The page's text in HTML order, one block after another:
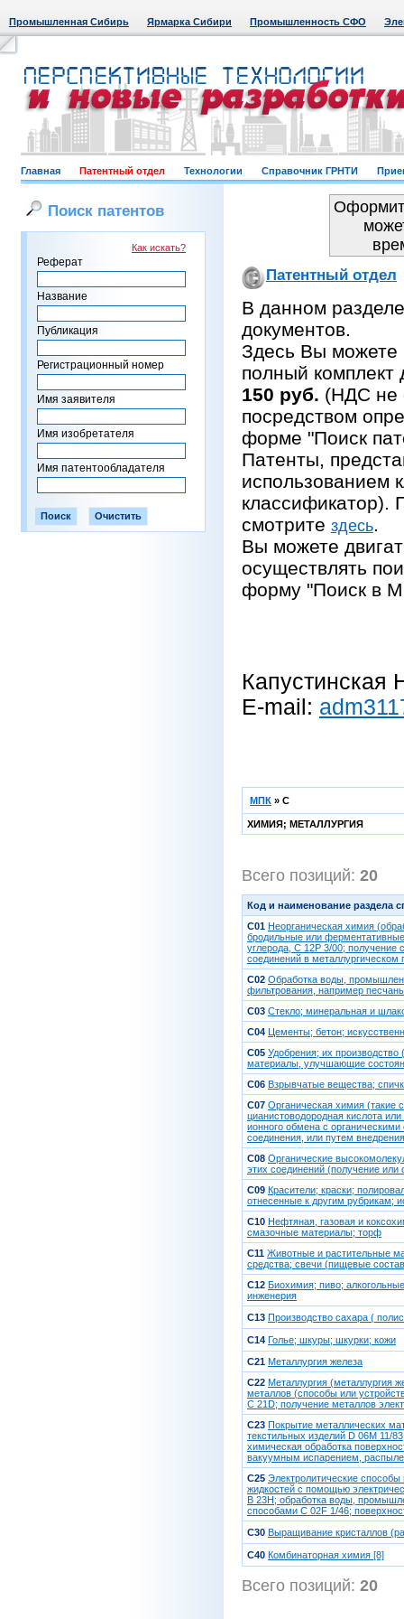
Промышленная Сибирь Ярмарка Сибири Промышленность СФО
Главная Патентный отдел Технологии Справочник ГРНТИ
Поиск патентов
Как искать?
Реферат
Название
Публикация
Регистрационный номер
Имя заявителя
Имя изобретателя
Имя патентообладателя
Патентный отдел
В данном
документов.
Здесь Вы можете
полный комплект
150 руб. (НДС не
посредством
форме "Поиск
Патенты,
использованием
классификатор).
смотрите здесь.
Вы можете
осуществлять
форму "Поиск в
Капустинская
E-mail:
МПК » C
ХИМИЯ; МЕТАЛЛУРГИЯ
Всего позиций: 20
Код и наименование раздела
C01 Неорганическая химия
бродильные или
углерода, C 12P 3/00;
соединений в
C02 Обработка воды,
фильтрования, например
C03 Стекло; минеральная и
C04 Цементы; бетон;
C05 Удобрения; их
материалы, улучшающие
C06 Взрывчатые вещества;
C07 Органическая химия (такие
цианистоводородная кислота
ионного обмена с
соединения, или путем
C08 Органические
этих соединений (получение или
C09 Красители; краски;
отнесенные к другим рубрикам;
C10 Нефтяная, газовая и
смазочные материалы; торф
C11 Животные и растительные
средства; свечи (пищевые
C12 Биохимия; пиво;
инженерия
C13 Производство сахара (
C14 Голье; шкуры; шкурки; кожи
C21 Металлургия железа
C22 Металлургия (металлургия
металлов (способы или
C 21D; получение металлов
C23 Покрытие металлических
текстильных изделий D 06M 11/
химическая обработка
вакуумным испарением,
C25 Электролитические способы
жидкостей с помощью
B 23H; обработка воды,
способами C 02F 1/46;
C30 Выращивание кристаллов
C40 Комбинаторная химия [8]
Всего позиций: 20